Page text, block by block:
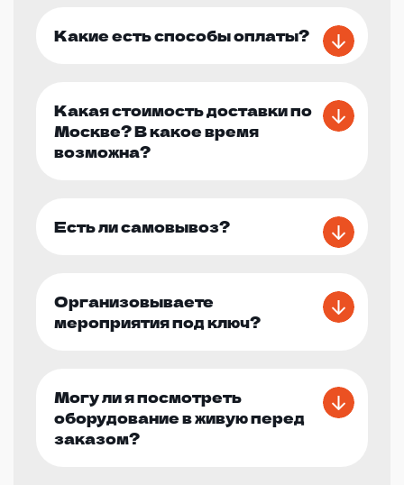
Какие есть способы оплаты?
Какая стоимость доставки по
Москве? В какое время
возможна?
Есть ли самовывоз?
Организовываете
мероприятия под ключ?
Могу ли я посмотреть
оборудование в живую перед
заказом?